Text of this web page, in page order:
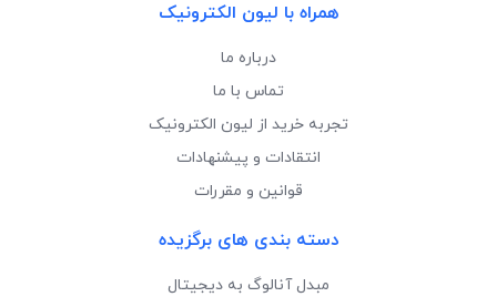
همراه با لیون الکترونیک
درباره ما
تماس با ما
تجربه خرید از لیون الکترونیک
انتقادات و پیشنهادات
قوانین و مقررات
دسته بندی های برگزیده
مبدل آنالوگ به دیجیتال